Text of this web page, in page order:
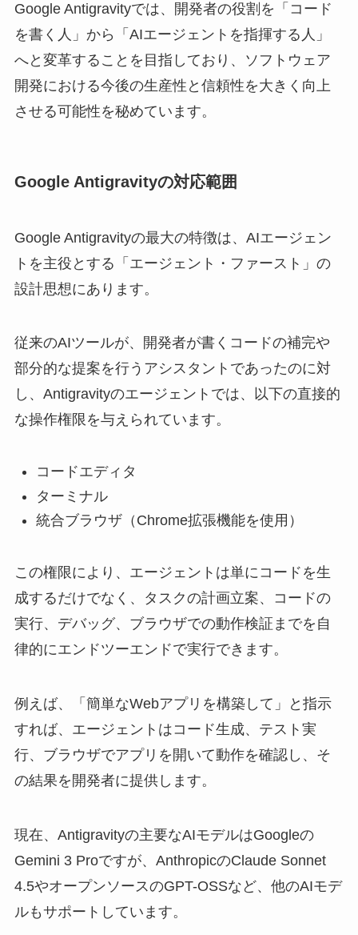
Google Antigravityでは、開発者の役割を「コード
を書く人」から「AIエージェントを指揮する人」
へと変革することを目指しており、ソフトウェア
開発における今後の生産性と信頼性を大きく向上
させる可能性を秘めています。
Google Antigravityの対応範囲
Google Antigravityの最大の特徴は、AIエージェン
トを主役とする「エージェント・ファースト」の
設計思想にあります。
従来のAIツールが、開発者が書くコードの補完や
部分的な提案を行うアシスタントであったのに対
し、Antigravityのエージェントでは、以下の直接的
な操作権限を与えられています。
コードエディタ
ターミナル
統合ブラウザ（Chrome拡張機能を使用）
この権限により、エージェントは単にコードを生
成するだけでなく、タスクの計画立案、コードの
実行、デバッグ、ブラウザでの動作検証までを自
律的にエンドツーエンドで実行できます。
例えば、「簡単なWebアプリを構築して」と指示
すれば、エージェントはコード生成、テスト実
行、ブラウザでアプリを開いて動作を確認し、そ
の結果を開発者に提供します。
現在、Antigravityの主要なAIモデルはGoogleの
Gemini 3 Proですが、AnthropicのClaude Sonnet
4.5やオープンソースのGPT-OSSなど、他のAIモデ
ルもサポートしています。